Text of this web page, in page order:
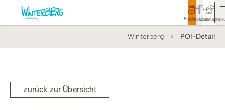
Buchen
Entdecken
Webcam
Rathaus
Vor Ort & Aktuelles
Winterberg POI-Detail
zurück zur Übersicht